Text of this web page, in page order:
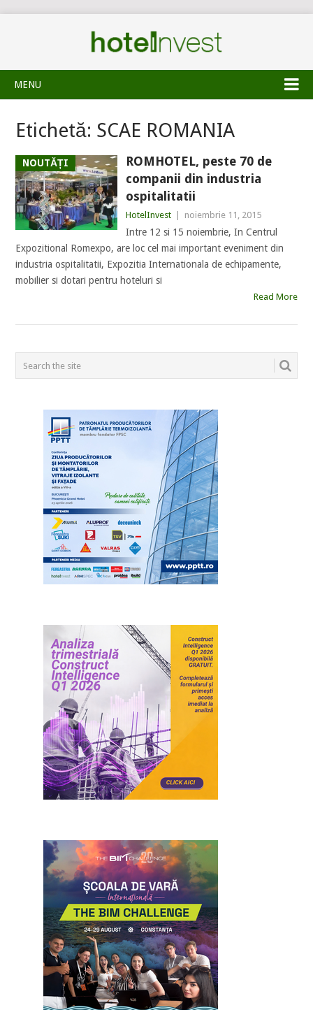
MENU
Etichetă: SCAE ROMANIA
NOUTĂȚI
ROMHOTEL, peste 70 de
companii din industria
ospitalitatii
HotelInvest noiembrie 11, 2015
Intre 12 si 15 noiembrie, In Centrul
Expozitional Romexpo, are loc cel mai important eveniment din
industria ospitalitatii, Expozitia Internationala de echipamente,
mobilier si dotari pentru hoteluri si
Read More
POSTS
NAVIGATION